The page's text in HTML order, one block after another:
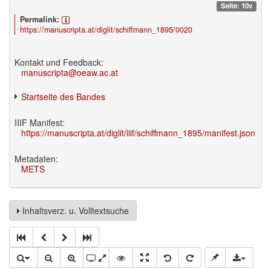
Seite: 10v
Permalink:
https://manuscripta.at/diglit/schiffmann_1895/0020
Kontakt und Feedback:
manuscripta@oeaw.ac.at
Startseite des Bandes
IIIF Manifest:
https://manuscripta.at/diglit/iiif/schiffmann_1895/manifest.json
Metadaten:
METS
Inhaltsverz. u. Volltextsuche